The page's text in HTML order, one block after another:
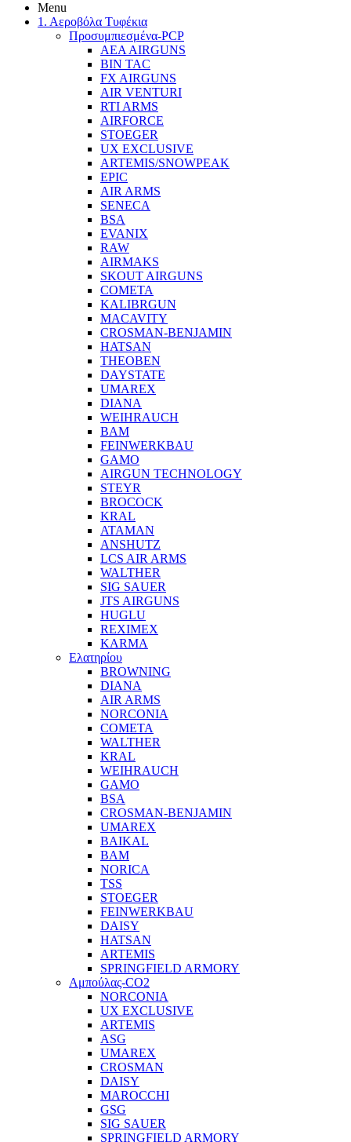
Menu
1. Αεροβόλα Τυφέκια
Προσυμπιεσμένα-PCP
AEA AIRGUNS
BIN TAC
FX AIRGUNS
AIR VENTURI
RTI ARMS
AIRFORCE
STOEGER
UX EXCLUSIVE
ARTEMIS/SNOWPEAK
EPIC
AIR ARMS
SENECA
BSA
EVANIX
RAW
AIRMAKS
SKOUT AIRGUNS
COMETA
KALIBRGUN
MACAVITY
CROSMAN-BENJAMIN
HATSAN
THEOBEN
DAYSTATE
UMAREX
DIANA
WEIHRAUCH
BAM
FEINWERKBAU
GAMO
AIRGUN TECHNOLOGY
STEYR
BROCOCK
KRAL
ATAMAN
ANSHUTZ
LCS AIR ARMS
WALTHER
SIG SAUER
JTS AIRGUNS
HUGLU
REXIMEX
KARMA
Ελατηρίου
BROWNING
DIANA
AIR ARMS
NORCONIA
COMETA
WALTHER
KRAL
WEIHRAUCH
GAMO
BSA
CROSMAN-BENJAMIN
UMAREX
BAIKAL
BAM
NORICA
TSS
STOEGER
FEINWERKBAU
DAISY
HATSAN
ARTEMIS
SPRINGFIELD ARMORY
Αμπούλας-CO2
NORCONIA
UX EXCLUSIVE
ARTEMIS
ASG
UMAREX
CROSMAN
DAISY
MAROCCHI
GSG
SIG SAUER
SPRINGFIELD ARMORY